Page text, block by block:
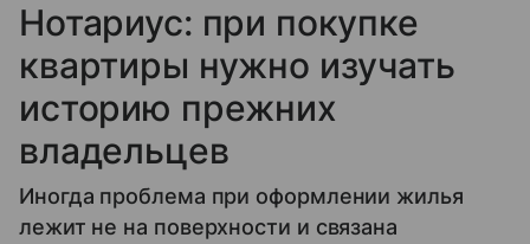
Нотариус: при покупке
квартиры нужно изучать
историю прежних
владельцев
Иногда проблема при оформлении жилья
лежит не на поверхности и связана